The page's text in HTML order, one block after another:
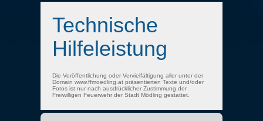
Technische
Hilfeleistung
Die Veröffentlichung oder Vervielfältigung aller unter der
Domain www.ffmoedling.at präsentierten Texte und/oder
Fotos ist nur nach ausdrücklicher Zustimmung der
Freiwilligen Feuerwehr der Stadt Mödling gestattet.